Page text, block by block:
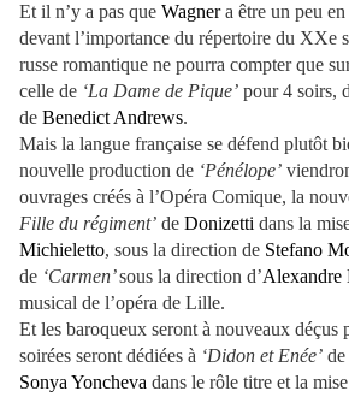
Et il n’y a pas que Wagnera être un peu
devant l’importance du répertoire du XXe
russe romantique ne pourra compter que
celle de ‘La Dame de Pique’ pour 4 soirs,
de Benedict Andrews.
Mais la langue française se défend plutôt
nouvelle production de ‘Pénélope’
ouvrages créés à l’Opéra Comique, la
Fille du régiment’ de Donizetti dans la
Michieletto, sous la direction de Stefano
de ‘Carmen’sous la direction d’Alexandre
musical de l’opéra de Lille.
Et les baroqueux seront à nouveaux déçus
soirées seront dédiées à ‘Didon et Enée’ de
Sonya Yoncheva dans le rôle titre et la